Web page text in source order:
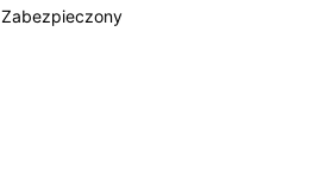
Zabezpieczony